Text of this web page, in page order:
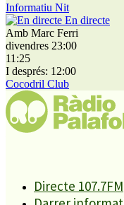
Informatiu Nit
En directe
Amb Marc Ferri
divendres 23:00
11:25
I després: 12:00
Cocodril Club
Directe 107.7FM
Els tiquets per a la
Forroll al barri de
A partir